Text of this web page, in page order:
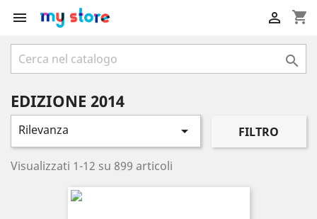
 shopping_cart


EDIZIONE 2014
Rilevanza  FILTRO
Visualizzati 1-12 su 899 articoli